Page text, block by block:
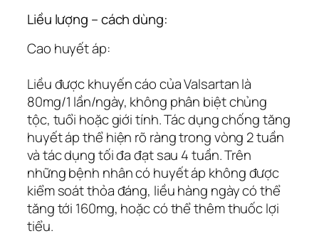
Liều lượng – cách dùng:
Cao huyết áp:
Liều được khuyến cáo của Valsartan là
80mg/1 lần/ngày, không phân biệt chủng
tộc, tuổi hoặc giới tính. Tác dụng chống tăng
huyết áp thể hiện rõ ràng trong vòng 2 tuần
và tác dụng tối đa đạt sau 4 tuần. Trên
những bệnh nhân có huyết áp không được
kiểm soát thỏa đáng, liều hàng ngày có thể
tăng tới 160mg, hoặc có thể thêm thuốc lợi
tiểu.